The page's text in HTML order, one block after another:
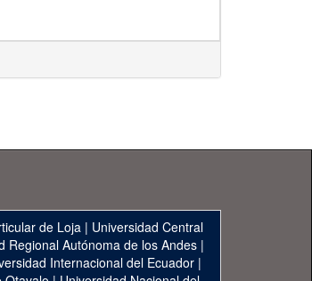
de Loja | Universidad Central
Regional Autónoma de los Andes|
Internacional del Ecuador|